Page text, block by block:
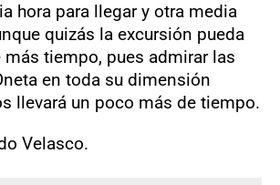
hora para llegar y otra media
quizás la excursión pueda
más tiempo, pues admirar las
en toda su dimensión
llevará un poco más de tiempo.
Velasco.